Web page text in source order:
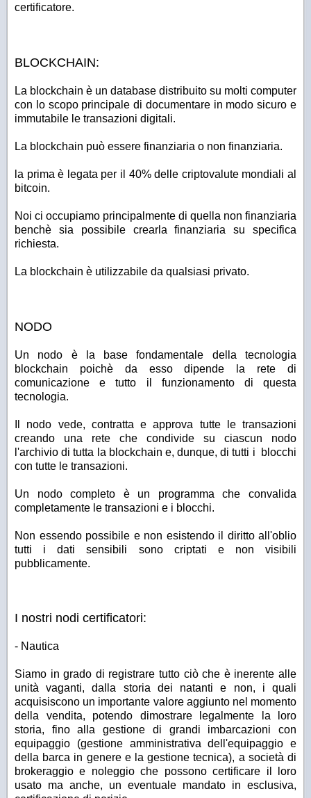
certificatore.
BLOCKCHAIN:
La blockchain è un database distribuito su molti computer
con lo scopo principale di documentare in modo sicuro e
immutabile le transazioni digitali.
La blockchain può essere finanziaria o non finanziaria.
la prima è legata per il 40% delle criptovalute mondiali al
bitcoin.
Noi ci occupiamo principalmente di quella non finanziaria
benchè sia possibile crearla finanziaria su specifica
richiesta.
La blockchain è utilizzabile da qualsiasi privato.
NODO
Un nodo è la base fondamentale della tecnologia
blockchain poichè da esso dipende la rete di
comunicazione e tutto il funzionamento di questa
tecnologia.
Il nodo vede, contratta e approva tutte le transazioni
creando una rete che condivide su ciascun nodo
l'archivio di tutta la blockchain e, dunque, di tutti i blocchi
con tutte le transazioni.
Un nodo completo è un programma che convalida
completamente le transazioni e i blocchi.
Non essendo possibile e non esistendo il diritto all'oblio
tutti i dati sensibili sono criptati e non visibili
pubblicamente.
I nostri nodi certificatori:
- Nautica
Siamo in grado di registrare tutto ciò che è inerente alle
unità vaganti, dalla storia dei natanti e non, i quali
acquisiscono un importante valore aggiunto nel momento
della vendita, potendo dimostrare legalmente la loro
storia, fino alla gestione di grandi imbarcazioni con
equipaggio (gestione amministrativa dell'equipaggio e
della barca in genere e la gestione tecnica), a società di
brokeraggio e noleggio che possono certificare il loro
usato ma anche, un eventuale mandato in esclusiva,